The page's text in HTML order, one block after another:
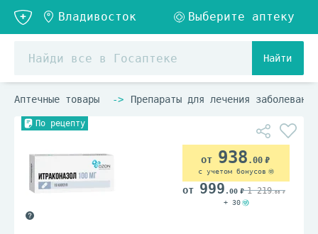
Найти
Аптечные товары Препараты для лечения
По рецепту
938 .00
с учетом бонусов
999 .00 1 219.00
+ 30